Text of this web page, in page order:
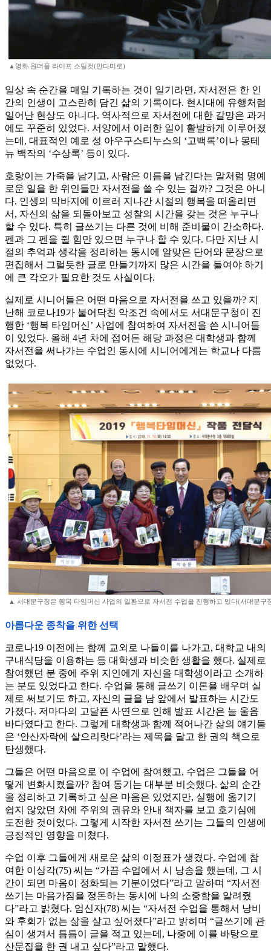
▲영화 원더풀 라이프 스틸컷(안다미로)
일상 속 순간을 매일 기록하는 것이 일기라면, 자서전은 한 인
간의 인생이 고스란히 담긴 삶의 기록이다. 현시대에 유행처럼
일어난 현상도 아니다. 역사적으로 자서전에 대한 갈망은 과거
에도 꾸준히 있었다. 서양에서 이러한 일이 활발하게 이루어졌
는데, 대표적인 예로 성 아우구스티누스의 ‘고백록’이나 몽테
뉴 백작의 ‘수상록’ 등이 있다.
호랑이는 가죽을 남기고, 사람은 이름을 남긴다는 말처럼 명예
로운 일을 한 위인들만 자서전을 쓸 수 있는 걸까? 그것은 아니
다. 인생의 막바지에 이르러 지나간 시절의 행복을 떠올리면
서, 자신의 삶을 되돌아보고 성찰의 시간을 갖는 것은 누구나
할 수 있다. 특히 글쓰기는 다른 것에 비해 준비물이 간소하다.
펜과 그 펜을 쥘 힘만 있으면 누구나 할 수 있다. 다만 지난 시
절의 추억과 생각을 정리하는 동시에 알맞은 단어와 문장으로
편집해서 그럴듯한 글로 만들기까지 많은 시간을 들여야 하기
에 큰 각오가 필요한 것도 사실이다.
실제로 시니어들은 어떤 마음으로 자서전을 쓰고 있을까? 지
난해 코로나19가 불어닥친 악조건 속에서도 서대문구청이 진
행한 ‘행복 타임머신’ 사업에 참여하여 자서전을 쓴 시니어들
이 있었다. 올해 4년 차에 접어든 해당 과정은 대학생과 함께
자서전을 써나가는 수업인 동시에 시니어에게는 학교나 다름
없었다.
▲ 서대문구청은 행복 타임머신 사업의 일환으로 자서전 수업을 진행하고 있다(서대문구
아름다운 종착을 위한 선택
코로나19 이전에는 함께 교외로 나들이를 나가고, 대학교 내의
구내식당을 이용하는 등 대학생과 비슷한 생활을 했다. 실제로
참여했던 분 중에 주위 지인에게 자신을 대학생이라고 소개하
는 분도 있었다고 한다. 수업을 통해 글쓰기 이론을 배우며 실
제로 써보기도 하고, 자신의 글을 남 앞에서 발표하는 시간도
가졌다. 저마다의 고달픈 사연으로 인해 발표 시간은 늘 울음
바다였다고 한다. 그렇게 대학생과 함께 적어나간 삶의 얘기들
은 ‘안산자락에 살으리랏다’라는 제목을 달고 한 권의 책으로
탄생했다.
그들은 어떤 마음으로 이 수업에 참여했고, 수업은 그들을 어
떻게 변화시켰을까? 참여 동기는 대부분 비슷했다. 삶의 순간
을 정리하고 기록하고 싶은 마음은 있었지만, 실행에 옮기기
쉽지 않았던 차에 주위의 권유와 안내 책자를 보고 호기심에
도전한 것이었다. 그렇게 시작한 자서전 쓰기는 그들의 인생에
긍정적인 영향을 미쳤다.
수업 이후 그들에게 새로운 삶의 이정표가 생겼다. 수업에 참
여한 이상각(75) 씨는 “가끔 수업에서 시 낭송을 했는데, 그 시
간이 되면 마음이 정화되는 기분이었다”라고 말하며 “자서전
쓰기는 마음가짐을 정돈하는 동시에 나의 소중함을 알려줬
다”라고 밝혔다. 엄신자(78) 씨는 “자서전 수업을 통해서 낭비
와 후회가 없는 삶을 살고 싶어졌다”라고 밝히며 “글쓰기에 관
심이 생겨서 틈틈이 글을 적고 있는데, 나중에 이를 바탕으로
산문집을 한 권 내고 싶다”라고 말했다.